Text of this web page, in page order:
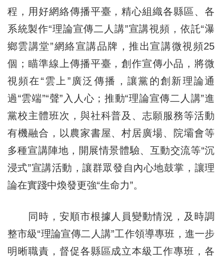
程，用好網絡傳播平臺，精心組織各縣區、各
系統製作“理論宣傳二人講”宣講視頻，依託“瀑
鄉雲講堂”網絡宣講品牌，推出宣講微視頻25
個；瞄準線上傳播平臺，創作宣傳小品，將微
視頻在“雲上”廣泛傳播，讓黨的創新理論通
過“雲端”“聲”入人心；推動“理論宣傳二人講”進
黨校主體班次，與社科普及、志願服務等活動
有機融合，以農家書屋、村居廣場、院壩會等
多種宣講陣地，開展情景體驗、互動交流等“沉
浸式”宣講活動，讓群眾發自內心地鼓掌，讓理
論在實踐中煥發更強“生命力”。
同時，安順市根據人員變動情況，及時調
整市級“理論宣傳二人講”工作領導專班，進一步
明晰職責，督促各縣區成立本級工作專班，各